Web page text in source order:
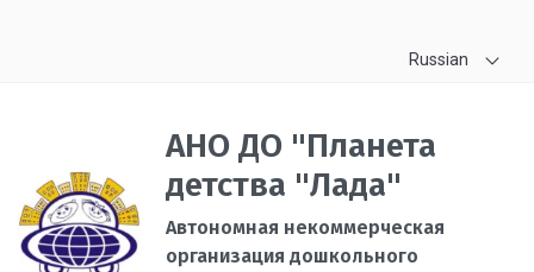
Russian
АНО ДО "Планета
детства "Лада"
Автономная некоммерческая
организация дошкольного